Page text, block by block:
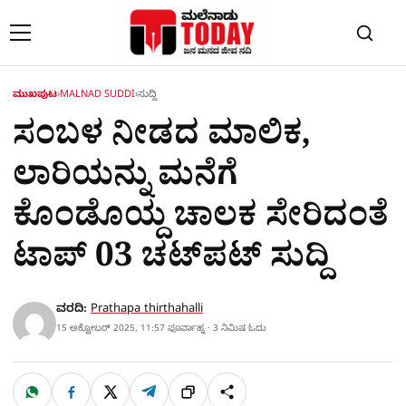
ಮುಖಪುಟ›MALNAD SUDDI›ಸುದ್ದಿ
ಸಂಬಳ ನೀಡದ ಮಾಲಿಕ,
ಲಾರಿಯನ್ನು ಮನೆಗೆ
ಕೊಂಡೊಯ್ದ ಚಾಲಕ ಸೇರಿದಂತೆ
ಟಾಪ್​ 03 ಚಟ್​ಪಟ್​ ಸುದ್ದಿ
ವರದಿ: Prathapa thirthahalli
15 ಅಕ್ಟೋಬರ್ 2025, 11:57 ಫೂರ್ವಾಹ್ನ · 3 ನಿಮಿಷ ಓದು
ಹಂಚಿಕೊಳ್ಳಿ
W F X T